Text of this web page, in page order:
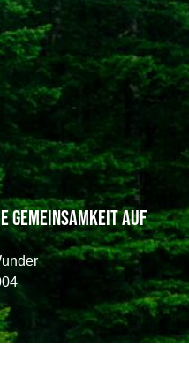
Gemeinsamkeit auf